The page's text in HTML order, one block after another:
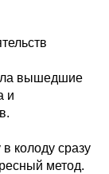
вышедшие
и
в колоду сразу
метод.